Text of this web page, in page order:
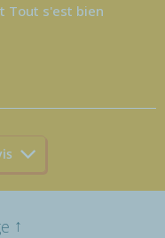
Tout s'est bien
↑